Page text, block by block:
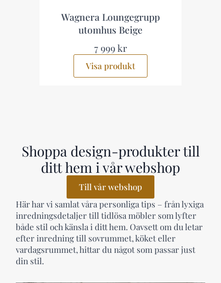
Wagnera Loungegrupp
utomhus Beige
7 999 kr
Visa produkt
Shoppa design-produkter till
ditt hem i vår webshop
Till vår webshop
Här har vi samlat våra personliga tips – från lyxiga
inredningsdetaljer till tidlösa möbler som lyfter
både stil och känsla i ditt hem. Oavsett om du letar
efter inredning till sovrummet, köket eller
vardagsrummet, hittar du något som passar just
din stil.